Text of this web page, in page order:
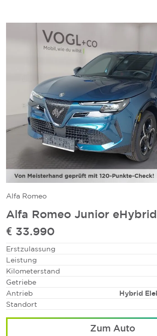
Alfa Romeo
Alfa Romeo Junior
€ 33.990
Erstzulassung
Leistung
Kilometerstand
Getriebe
Antrieb
Hybrid
Standort
Zum Auto